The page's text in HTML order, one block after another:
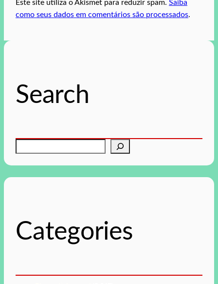
Este site utiliza o Akismet para reduzir spam. Saiba
como seus dados em comentários são processados.
Search
aCategories